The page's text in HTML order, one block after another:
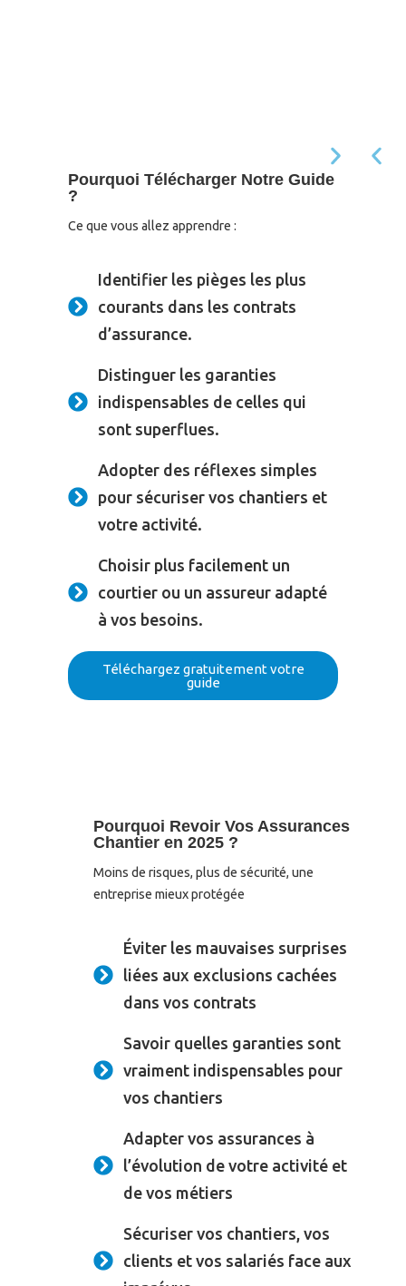
Pourquoi Télécharger Notre Guide
?
Ce que vous allez apprendre :
Identifier les pièges les plus
courants dans les contrats
d’assurance.
Distinguer les garanties
indispensables de celles qui
sont superflues.
Adopter des réflexes simples
pour sécuriser vos chantiers et
votre activité.
Choisir plus facilement un
courtier ou un assureur adapté
à vos besoins.
Téléchargez gratuitement votre
guide
Pourquoi Revoir Vos Assurances
Chantier en 2025 ?
Moins de risques, plus de sécurité, une
entreprise mieux protégée
Éviter les mauvaises surprises
liées aux exclusions cachées
dans vos contrats
Savoir quelles garanties sont
vraiment indispensables pour
vos chantiers
Adapter vos assurances à
l’évolution de votre activité et
de vos métiers
Sécuriser vos chantiers, vos
clients et vos salariés face aux